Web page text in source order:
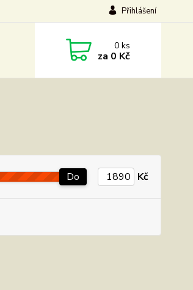
Přihlášení
0ks
za 0 Kč
Do Kč